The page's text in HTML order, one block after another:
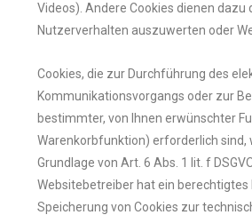
Videos). Andere Cookies dienen dazu
Nutzerverhalten auszuwerten oder
Cookies, die zur Durchführung des
Kommunikationsvorgangs oder zur
bestimmter, von Ihnen erwünschter
Warenkorbfunktion) erforderlich sind,
Grundlage von Art. 6 Abs. 1 lit. f
Websitebetreiber hat ein berechtigtes
Speicherung von Cookies zur